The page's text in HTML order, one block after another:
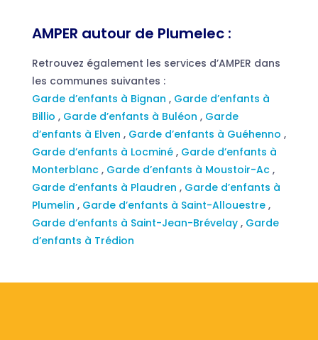
AMPER autour de Plumelec :
Retrouvez également les services d’AMPER dans
les communes suivantes :
Garde d’enfants à Bignan , Garde d’enfants à
Billio , Garde d’enfants à Buléon , Garde
d’enfants à Elven , Garde d’enfants à Guéhenno ,
Garde d’enfants à Locminé , Garde d’enfants à
Monterblanc , Garde d’enfants à Moustoir-Ac ,
Garde d’enfants à Plaudren , Garde d’enfants à
Plumelin , Garde d’enfants à Saint-Allouestre ,
Garde d’enfants à Saint-Jean-Brévelay , Garde
d’enfants à Trédion